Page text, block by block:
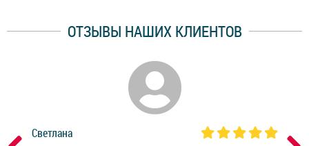
ОТЗЫВЫ НАШИХ КЛИЕНТОВ
Светлана